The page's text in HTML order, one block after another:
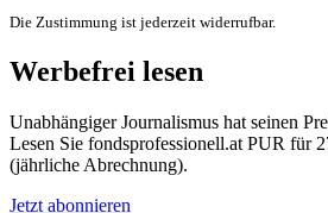
Die Zustimmung ist jederzeit widerrufbar.
Werbefrei lesen
Unabhängiger Journalismus hat seinen
Lesen Sie fondsprofessionell.at PUR für
(jährliche Abrechnung).
Jetzt abonnieren